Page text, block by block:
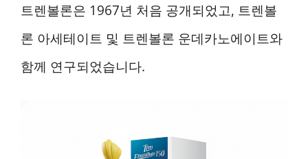
트렌볼론은 1967년 처음 공개되었고, 트렌볼
론 아세테이트 및 트렌볼론 운데카노에이트와
함께 연구되었습니다.